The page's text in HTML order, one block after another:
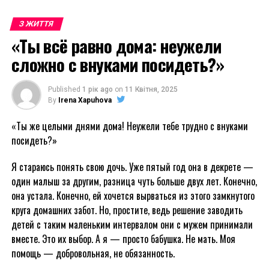
З ЖИТТЯ
«Ты всё равно дома: неужели
сложно с внуками посидеть?»
Published 1 рік ago on 11 Квітня, 2025
By Irena Xapuhova
«Ты же целыми днями дома! Неужели тебе трудно с внуками
посидеть?»
Я стараюсь понять свою дочь. Уже пятый год она в декрете —
один малыш за другим, разница чуть больше двух лет. Конечно,
она устала. Конечно, ей хочется вырваться из этого замкнутого
круга домашних забот. Но, простите, ведь решение заводить
детей с таким маленьким интервалом они с мужем принимали
вместе. Это их выбор. А я — просто бабушка. Не мать. Моя
помощь — добровольная, не обязанность.